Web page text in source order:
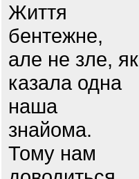
Життя
бентежне,
але не зле, як
казала одна
наша
знайома.
Тому нам